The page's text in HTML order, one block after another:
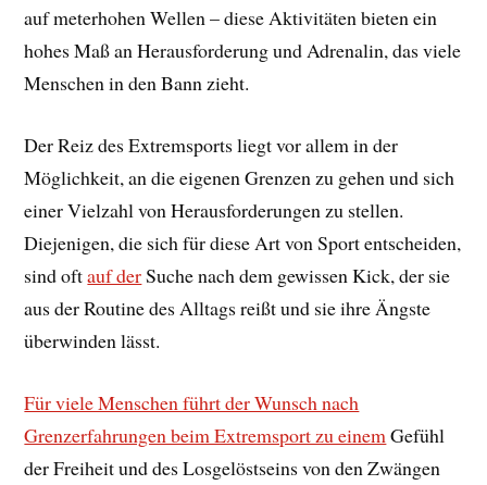
auf meterhohen Wellen – diese Aktivitäten bieten ein
hohes Maß an Herausforderung und Adrenalin, das viele
Menschen in den Bann zieht.
Der Reiz des Extremsports liegt vor allem in der
Möglichkeit, an die eigenen Grenzen zu gehen und sich
einer Vielzahl von Herausforderungen zu stellen.
Diejenigen, die sich für diese Art von Sport entscheiden,
sind oftauf derSuche nach dem gewissen Kick, der sie
aus der Routine des Alltags reißt und sie ihre Ängste
überwinden lässt.
Für viele Menschen führt der Wunsch nach
Grenzerfahrungen beim Extremsport zu einem Gefühl
der Freiheit und des Losgelöstseins von den Zwängen